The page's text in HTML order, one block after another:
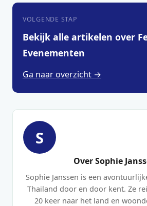
VOLGENDE STAP
Bekijk alle artikelen over
Evenementen
Ga naar overzicht →
S
Over Sophie
Sophie Janssen is een
Thailand door en door kent. Ze
20 keer naar het land en